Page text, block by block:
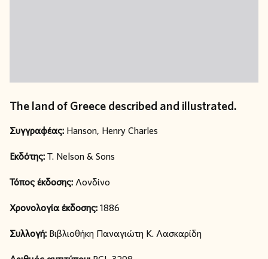
The land of Greece described and illustrated.
Συγγραφέας: Hanson, Henry Charles
Εκδότης:T. Nelson & Sons
Τόπος έκδοσης:Λονδίνο
Χρονολογία έκδοσης:1886
Συλλογή: Βιβλιοθήκη Παναγιώτη Κ. Λασκαρίδη